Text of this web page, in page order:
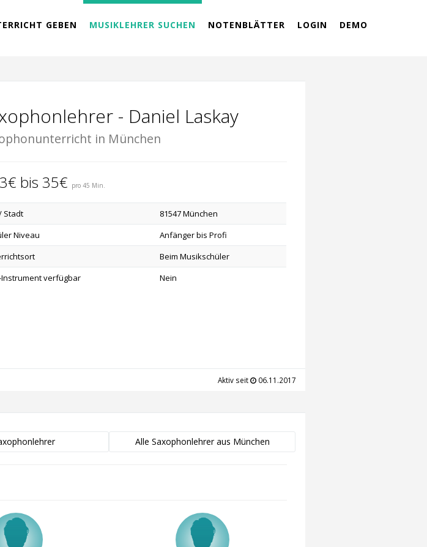
GEBEN MUSIKLEHRER SUCHEN NOTENBLÄTTER LOGIN DEMO
- Daniel Laskay
in München
bis 35€ pro 45 Min.
Stadt
81547 München
Niveau
Anfänger bis Profi
Beim Musikschüler
Instrument verfügbar
Nein
Aktiv seit 06.11.2017
Alle Saxophonlehrer aus München